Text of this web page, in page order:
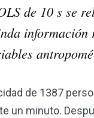
de 10 s se
información
de 1387
un minuto.